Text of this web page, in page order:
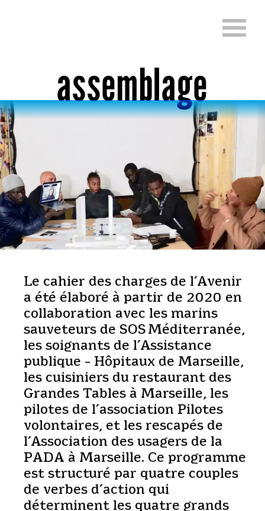
assemblage
Le cahier des charges de l’Avenir
a été élaboré à partir de 2020 en
collaboration avec les marins
sauveteurs de SOS Méditerranée,
les soignants de l’Assistance
publique – Hôpitaux de Marseille,
les cuisiniers du restaurant des
Grandes Tables à Marseille, les
pilotes de l’association Pilotes
volontaires, et les rescapés de
l’Association des usagers de la
PADA à Marseille. Ce programme
est structuré par quatre couples
de verbes d’action qui
déterminent les quatre grands